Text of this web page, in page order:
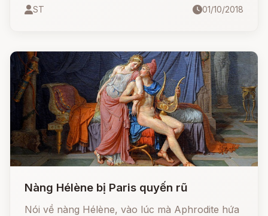
quá nhiều, quá nặng khiến nữ thần không thể
ST 01/10/2018
Nàng Hélène bị Paris quyến rũ
Nói về nàng Hélène, vào lúc mà Aphrodite hứa